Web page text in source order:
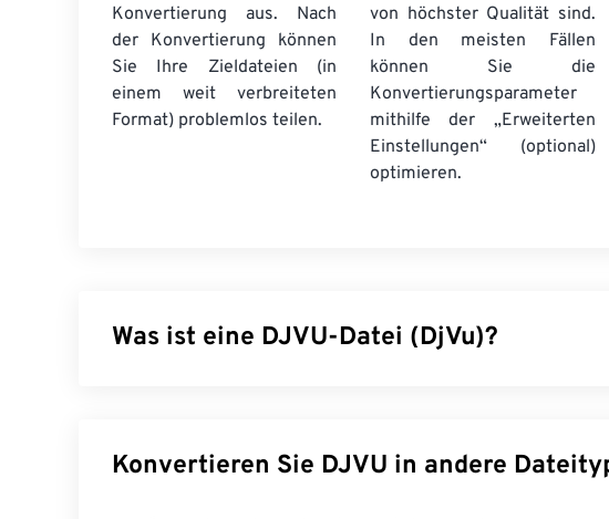
Konvertierung aus. Nach
der Konvertierung können
Sie Ihre Zieldateien (in
einem weit verbreiteten
Format) problemlos teilen.
von höchster Qualität sind.
In den meisten Fällen
können Sie die
Konvertierungsparameter
mithilfe der „Erweiterten
Einstellungen“ (optional)
optimieren.
Was ist eine DJVU-Datei (DjVu)?
eine deutlich stärkere Komprimierung als diese. DJVU-
Speichern gescannter Dokumente verwendet, wodurch sie
Konvertieren Sie DJVU in andere